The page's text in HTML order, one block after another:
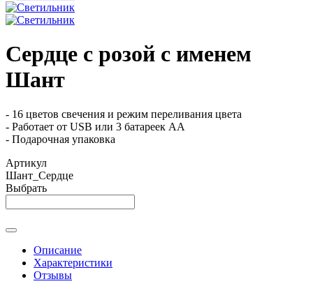
Сердце с розой с именем
Шант
- 16 цветов свечения и режим переливания цвета
- Работает от USB или 3 батареек АА
- Подарочная упаковка
Артикул
Шант_Сердце
Выбрать
Описание
Характеристики
Отзывы